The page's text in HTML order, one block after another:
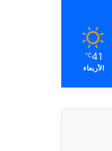
41
℃
الأربعاء